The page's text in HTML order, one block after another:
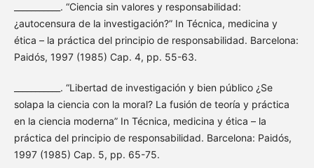
___________. “Ciencia sin valores y responsabilidad:
¿autocensura de la investigación?” In Técnica, medicina y
ética – la práctica del principio de responsabilidad. Barcelona:
Paidós, 1997 (1985) Cap. 4, pp. 55-63.
___________. “Libertad de investigación y bien público ¿Se
solapa la ciencia con la moral? La fusión de teoría y práctica
en la ciencia moderna” In Técnica, medicina y ética – la
práctica del principio de responsabilidad. Barcelona: Paidós,
1997 (1985) Cap. 5, pp. 65-75.